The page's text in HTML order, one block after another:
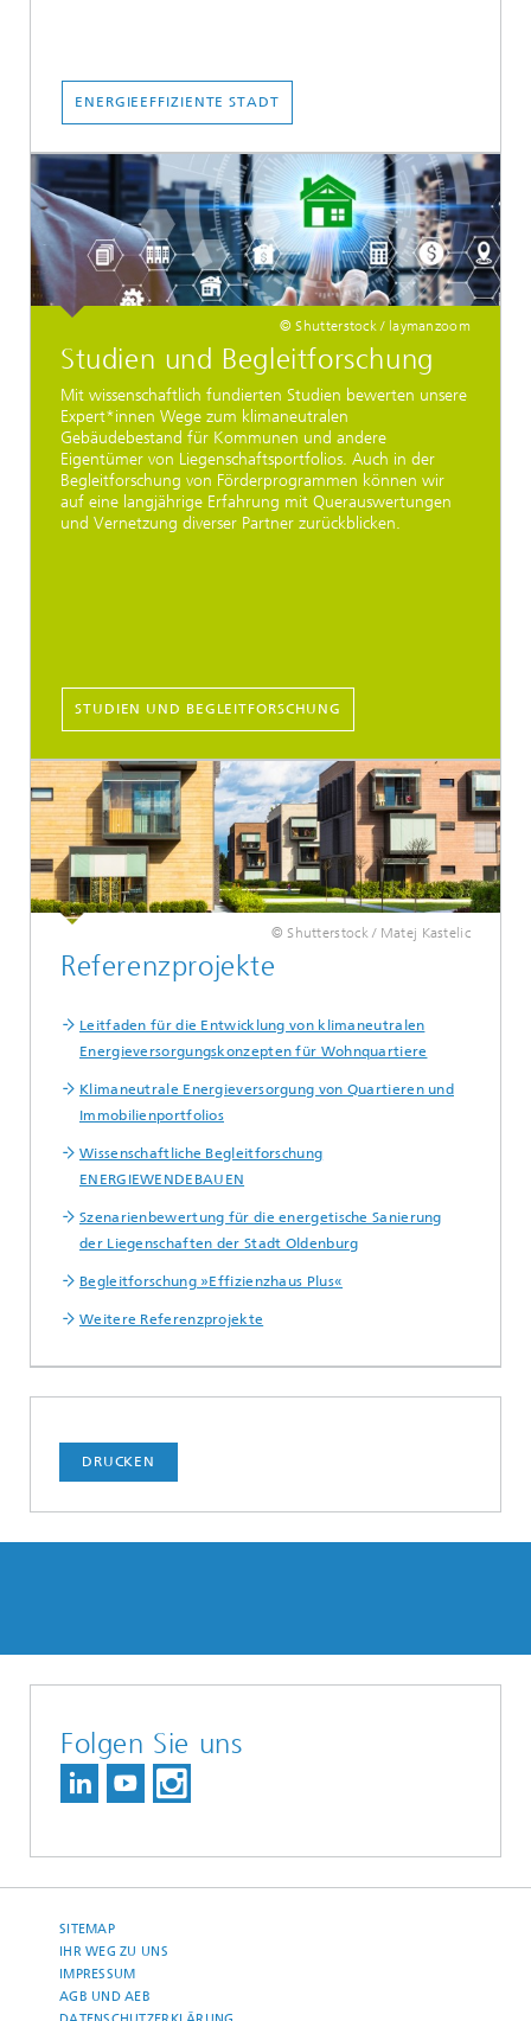
ENERGIEEFFIZIENTE STADT
© Shutterstock / laymanzoom
Studien und Begleitforschung
Mit wissenschaftlich fundierten Studien bewerten unsere
Expert*innen Wege zum klimaneutralen
Gebäudebestand für Kommunen und andere
Eigentümer von Liegenschaftsportfolios. Auch in der
Begleitforschung von Förderprogrammen können wir
auf eine langjährige Erfahrung mit Querauswertungen
und Vernetzung diverser Partner zurückblicken.
STUDIEN UND BEGLEITFORSCHUNG
© Shutterstock / Matej Kastelic
Referenzprojekte
Leitfaden für die Entwicklung von klimaneutralen
Energieversorgungskonzepten für Wohnquartiere
Klimaneutrale Energieversorgung von Quartieren und
Immobilienportfolios
Wissenschaftliche Begleitforschung
ENERGIEWENDEBAUEN
Szenarienbewertung für die energetische Sanierung
der Liegenschaften der Stadt Oldenburg
Begleitforschung »Effizienzhaus Plus«
Weitere Referenzprojekte
DRUCKEN
Folgen Sie uns
SITEMAP
IHR WEG ZU UNS
IMPRESSUM
AGB UND AEB